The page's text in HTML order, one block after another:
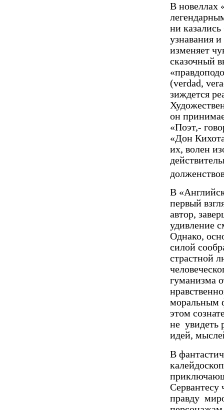
В новеллах
ни
узнавания и
изменяет
сказочный
(verdad,
зиждется
он
«Поэт,-
«Дон
их, волен
В
первый
автор,
удивление
Однако,
силой
страстной
гуманизма
моральным
этом
не увидеть
идей,
В
Сервантесу
правду